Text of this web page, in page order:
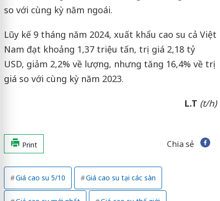
so với cùng kỳ năm ngoái.
Lũy kế 9 tháng năm 2024, xuất khẩu cao su cả Việt
Nam đạt khoảng 1,37 triệu tấn, trị giá 2,18 tỷ
USD, giảm 2,2% về lượng, nhưng tăng 16,4% về trị
giá so với cùng kỳ năm 2023.
L.T (t/h)
Print Chia sẻ
Giá cao su 5/10 Giá cao su tại các sàn